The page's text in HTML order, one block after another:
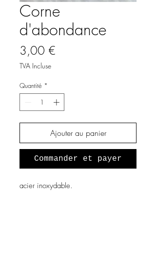
Corne
d'abondance
3,00 €
TVA Incluse
Quantité *
Ajouter au panier
Commander et payer
acier inoxydable.